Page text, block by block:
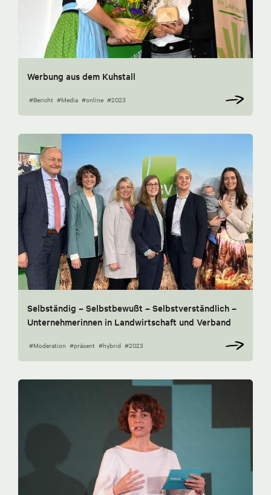
Werbung aus dem Kuhstall
#Bericht #Media #online #2023
Selbständig – Selbstbewußt – Selbstverständlich –
Unternehmerinnen in Landwirtschaft und Verband
#Moderation #präsent #hybrid #2023